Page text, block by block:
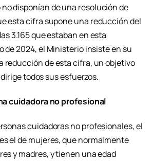
disponían de una resolución de
esta cifra supone una reducción del
3.165 que estaban en esta
de 2024, el Ministerio insiste en su
reducción de esta cifra, un objetivo
todos sus esfuerzos.
cuidadora no profesional
cuidadoras no profesionales, el
el de mujeres, que normalmente
y madres, y tienen una edad